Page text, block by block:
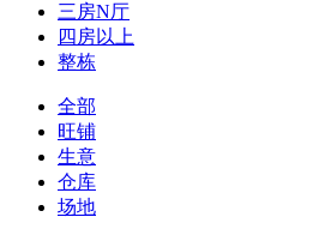
三房N厅
四房以上
整栋
全部
旺铺
生意
仓库
场地